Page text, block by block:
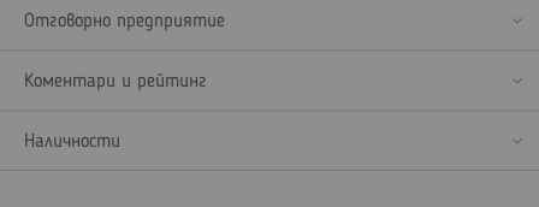
Отговорно предприятие
Коментари и рейтинг
Наличности